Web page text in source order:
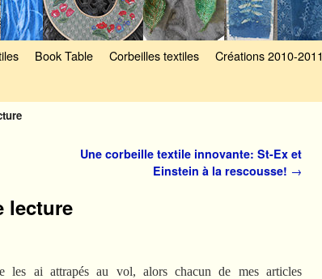
Book Table Corbeilles textiles Créations 2010-2011
Une corbeille textile innovante: St-Ex et
Einstein à la rescousse! →
lecture
ai attrapés au vol, alors chacun de mes articles